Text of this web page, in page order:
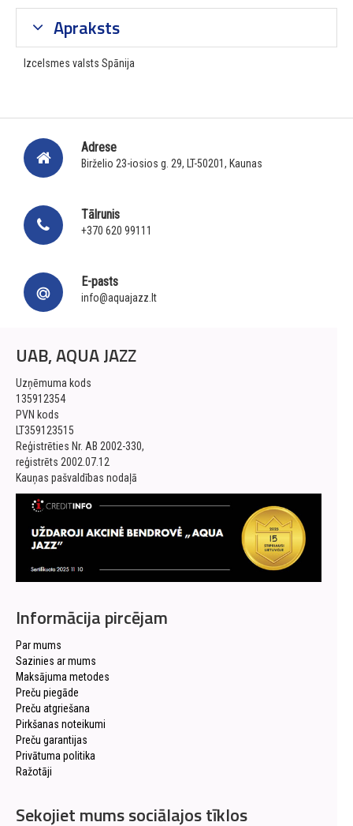
Apraksts
Izcelsmes valsts Spānija
Adrese
Birželio 23-iosios g. 29, LT-50201, Kaunas
Tālrunis
+370 620 99111
E-pasts
info@aquajazz.lt
UAB, AQUA JAZZ
Uzņēmuma kods
135912354
PVN kods
LT359123515
Reģistrēties Nr. AB 2002-330,
reģistrēts 2002.07.12
Kauņas pašvaldības nodaļā
Informācija pircējam
Par mums
Sazinies ar mums
Maksājuma metodes
Preču piegāde
Preču atgriešana
Pirkšanas noteikumi
Preču garantijas
Privātuma politika
Ražotāji
Sekojiet mums sociālajos tīklos